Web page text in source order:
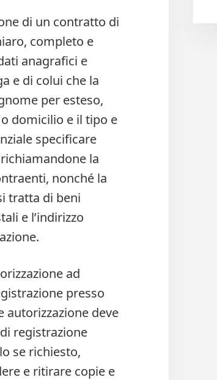
di un contratto di
completo e
anagrafici e
e di colui che la
per esteso,
domicilio e il tipo e
specificare
la
nonché la
tratta di beni
e l’indirizzo
ad
presso
autorizzazione deve
registrazione
se richiesto,
e ritirare copie e